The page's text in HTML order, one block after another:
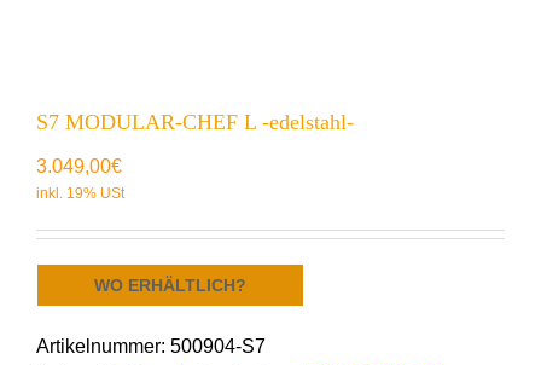
S7 MODULAR-CHEF L -edelstahl-
3.049,00€
WO ERHÄLTLICH?
Artikelnummer: 500904-S7